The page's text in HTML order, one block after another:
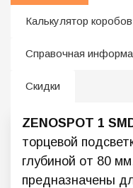
Калькулятор коробов
Справочная
Скидки
ZENOSPOT 1
торцевой
глубиной от 80
предназначены